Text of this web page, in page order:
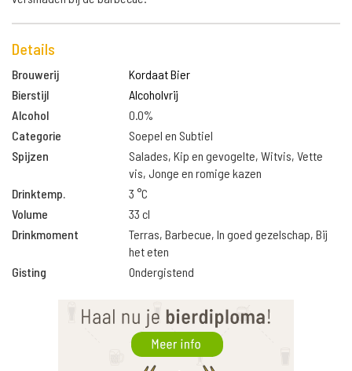
Details
Brouwerij
Kordaat Bier
Bierstijl
Alcoholvrij
Alcohol
0.0%
Categorie
Soepel en Subtiel
Spijzen
Salades, Kip en gevogelte, Witvis, Vette
vis, Jonge en romige kazen
Drinktemp.
3 °C
Volume
33 cl
Drinkmoment
Terras, Barbecue, In goed gezelschap, Bij
het eten
Gisting
Ondergistend